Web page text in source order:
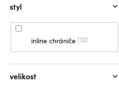
styl
inline chrániče 12
velikost